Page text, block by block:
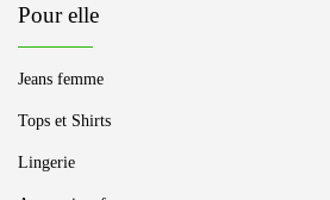
Pour elle
Jeans femme
Tops et Shirts
Lingerie